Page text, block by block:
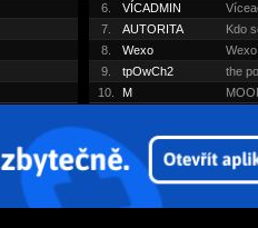
6.
VÍCADMIN
7.
AUTORITA Kdo
8.
Wexo
9.
tpOwCh2 the
10.
M